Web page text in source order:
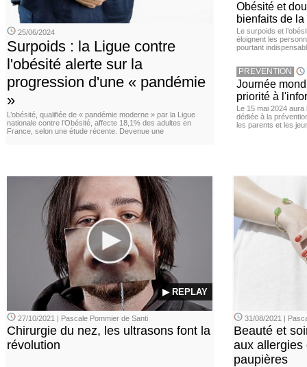
25/06/2024
Surpoids : la Ligue contre
l'obésité alerte sur la
progression d'une « pandémie
»
L’obésité, qualifiée de « pandémie moderne » par la Ligue
nationale contre l’Obésité, affecte 18,1% des adultes en
France, selon une étude récente. Devenue une
Obésité et
bienfaits de
Le surpoids et
éloignent les
pourtant
PREVENTION
Journée
priorité à
Le 15 mai 2024 aura
dédiée à la
les parents et les
▶ REPLAY
27/10/2021 | Pascale Pommier de Santi
Chirurgie du nez, les ultrasons font la
révolution
31/08/2021 |
Beauté et
aux allergies
paupières